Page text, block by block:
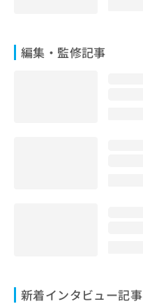
編集・監修記事
新着インタビュー記事